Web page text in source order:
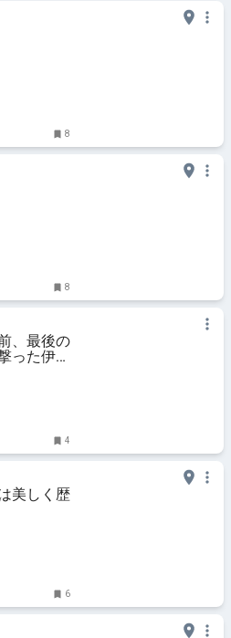
8
8
、最後の
った伊勢
4
美しく歴
6